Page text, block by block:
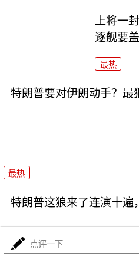
上将一
逐舰要
最热
特朗普要对伊朗动手？最
最热
特朗普这狼来了连演十遍
点评一下